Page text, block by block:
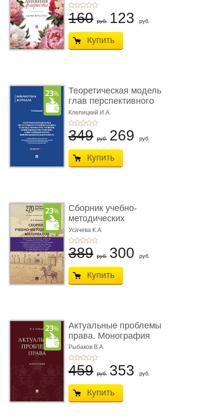
160 руб. 123 руб.
Купить
Теоретическая модель
глав перспективного
УК о ...
Клепицкий И.А.
349 руб. 269 руб.
Купить
Сборник учебно-
методических
материалов по кур ...
Усачева К.А.
389 руб. 300 руб.
Купить
Актуальные проблемы
права. Монография
Рыбаков В.А.
459 руб. 353 руб.
Купить